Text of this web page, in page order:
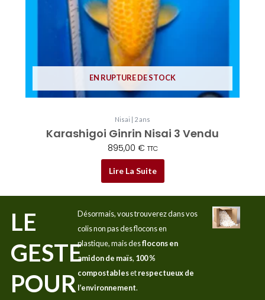
EN RUPTURE DE STOCK
Nisai | 2 ans
Karashigoi Ginrin Nisai 3 Vendu
895,00 € TTC
Lire La Suite
LE
GESTE
POUR
Désormais, vous trouverez dans vos
colis non pas des flocons en
plastique, mais desflocons en
amidon de maïs, 100 %
compostablesetrespectueux de
l’environnement.